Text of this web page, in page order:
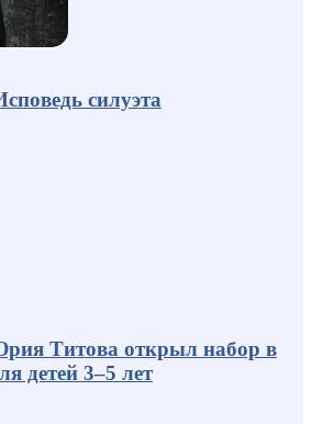
силуэта
Титова открыл набор в
детей 3–5 лет